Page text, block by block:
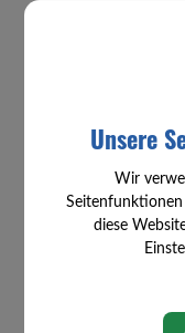
Weitere
Pfarrer Shiju
Montag ist
Unsere
Wir
diese